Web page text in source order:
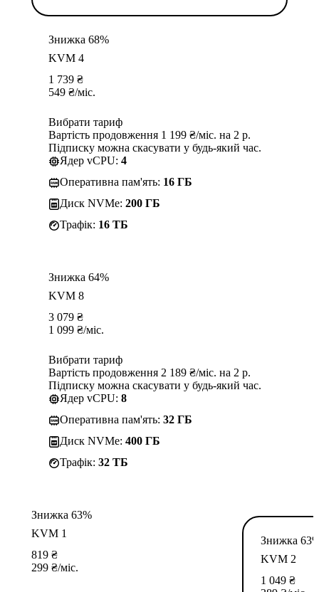
Знижка 68%
KVM 4
1 739 ₴
549 ₴/міс.
Вибрати тариф
Вартість продовження 1 199 ₴/міс. на 2 р.
Підписку можна скасувати у будь-який час.
Ядер vCPU: 4
Оперативна пам'ять: 16 ГБ
Диск NVMe: 200 ГБ
Трафік: 16 TБ
Знижка 64%
KVM 8
3 079 ₴
1 099 ₴/міс.
Вибрати тариф
Вартість продовження 2 189 ₴/міс. на 2 р.
Підписку можна скасувати у будь-який час.
Ядер vCPU: 8
Оперативна пам'ять: 32 ГБ
Диск NVMe: 400 ГБ
Трафік: 32 TБ
Знижка 63%
KVM 1
819 ₴
299 ₴/міс.
Знижка
KVM 2
1 049 ₴